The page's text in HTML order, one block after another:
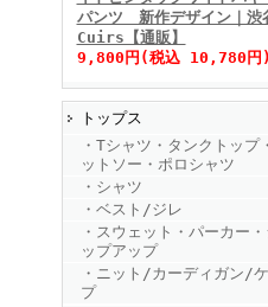
FINEBOYS2025年10月号
パンツ 新作デザイン｜渋
Cuirs【通販】
9,800円(税込 10,780円)
トップス
・Tシャツ・タンクトップ
ットソー・ポロシャツ
・シャツ
・ベスト/ジレ
・スウェット・パーカー・
ップアップ
・ニット/カーディガン/
プ